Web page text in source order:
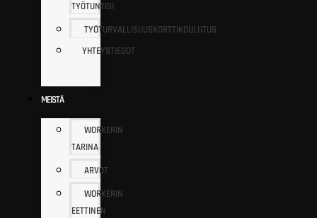
TYÖTUNTISI
TYÖTURVALLISUUSKORTTIKOULUTUS
YHTEYSTIEDOT
MEISTÄ
WORKERIN
TARINA
ARVOT
WORKERIN
EETTINEN